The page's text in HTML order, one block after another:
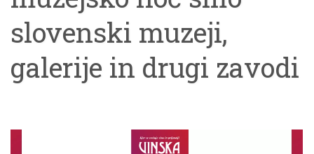
slovenski muzeji,
galerije in drugi zavodi
dogodkov in hvala, da